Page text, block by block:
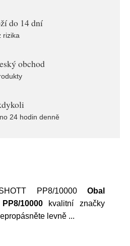
do 14 dní
rizika
obchod
24 hodin denně
PP8/10000 Obal
10000kvalitní značky
levně ...